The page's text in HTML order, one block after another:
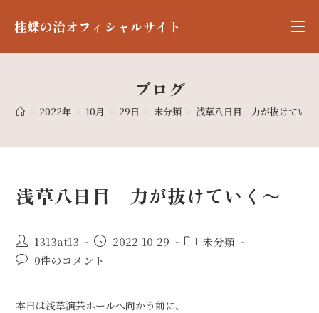
桂蝶の治オフィシャルサイト
ブログ
> 2022年 > 10月 > 29日 > 未分類 > 浅草八日目 力が抜けていく
浅草八日目 力が抜けていく〜
1313at13 2022-10-29
未分類
0件のコメント
本日は浅草演芸ホールへ向かう前に、